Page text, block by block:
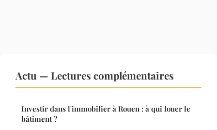
Actu — Lectures complémentaires
Investir dans l'immobilier à Rouen : à qui louer le
bâtiment ?